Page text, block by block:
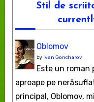
Stil de
Oblomov
by Ivan Goncharov
Este un
aproape pe
principal, Oblomov,